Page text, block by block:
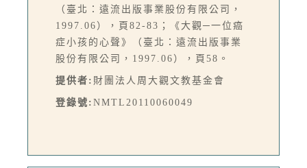
（臺北：遠流出版事業股份有限公司，
1997.06），頁82-83；《大觀─一位癌
症小孩的心聲》（臺北：遠流出版事業
股份有限公司，1997.06），頁58。
提供者: 財團法人周大觀文教基金會
登錄號: NMTL20110060049